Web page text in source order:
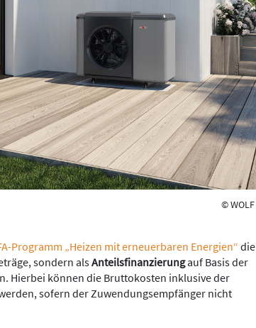
© WOLF
Programm „Heizen mit erneuerbaren Energien“ die
sondern alsAnteilsfinanzierungauf Basis der
Hierbei können die Bruttokosten inklusive der
sofern der Zuwendungsempfänger nicht